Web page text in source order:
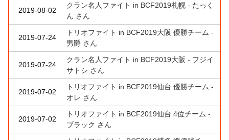
2019-08-02
クラン名人ファイト in BCF2019札幌 - たっく
ん さん
2019-07-24
トリオファイト in BCF2019大阪 優勝チーム -
男爵 さん
2019-07-24
クラン名人ファイト in BCF2019大阪 - フジイ
サトシ さん
2019-07-02
トリオファイト in BCF2019仙台 優勝チーム -
オレ さん
2019-07-02
トリオファイト in BCF2019仙台 4位チーム -
ブラック さん